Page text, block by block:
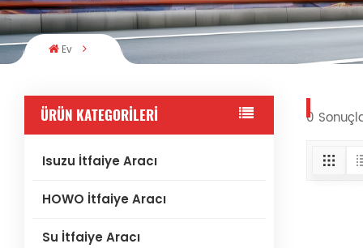
Ev
ÜRÜN KATEGORILERI
Isuzu İtfaiye Aracı
HOWO İtfaiye Aracı
Su İtfaiye Aracı
0